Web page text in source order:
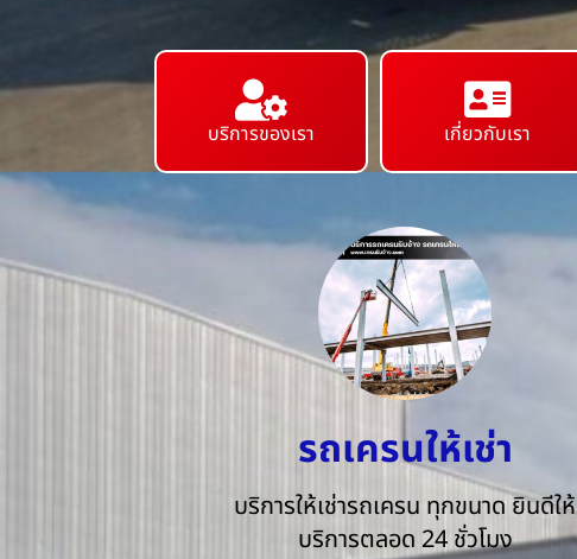
บริการของเรา เกี่ยวกับเรา
รถเครนให้เช่า
บริการให้เช่ารถเครน ทุกขนาด ยินดีให้
บริการตลอด 24 ชั่วโมง